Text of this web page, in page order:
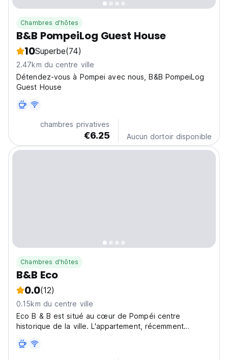
Chambres d'hôtes
B&B PompeiLog Guest House
10Superbe(74)
2.47km du centre ville
Détendez-vous à Pompei avec nous, B&B PompeiLog
Guest House
chambres privatives
€6.25 Aucun dortoir disponible
Chambres d'hôtes
B&B Eco
0.0(12)
0.15km du centre ville
Eco B & B est situé au cœur de Pompéi centre
historique de la ville. L'appartement, récemment
de trois belles chambres et fonctionnels. Toutes les
chambres sont climatisées et elles disposent d'un